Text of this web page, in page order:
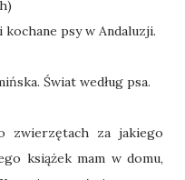
kochane psy w Andaluzji.
Świat według psa.
zwierzętach za jakiego
książek mam w domu,